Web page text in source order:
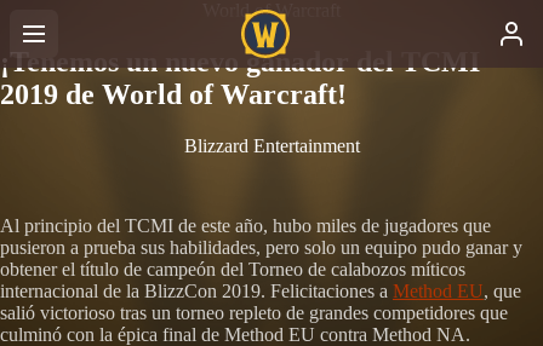
World of Warcraft
¡Tenemos un nuevo ganador del TCMI
2019 de World of Warcraft!
Blizzard Entertainment
Al principio del TCMI de este año, hubo miles de jugadores que
pusieron a prueba sus habilidades, pero solo un equipo pudo ganar y
obtener el título de campeón del Torneo de calabozos míticos
internacional de la BlizzCon 2019. Felicitaciones a Method EU, que
salió victorioso tras un torneo repleto de grandes competidores que
culminó con la épica final de Method EU contra Method NA.